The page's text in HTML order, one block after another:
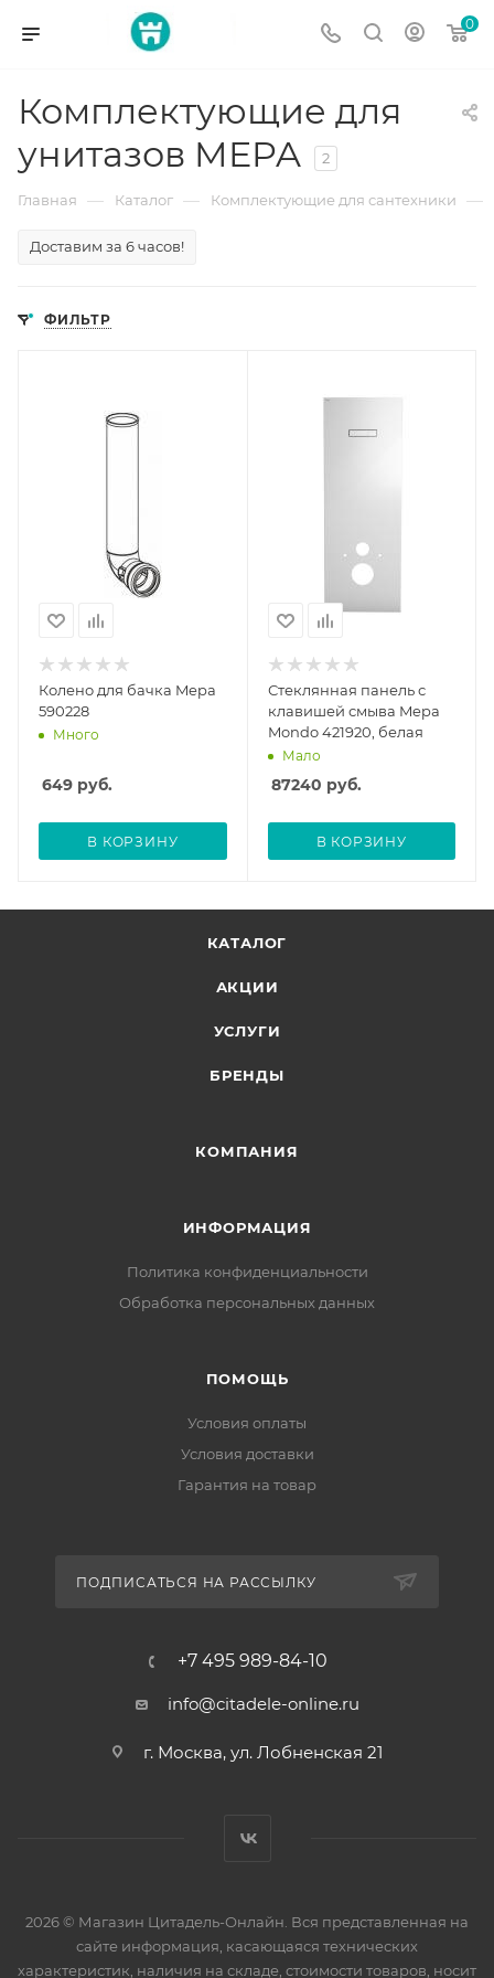
0
Комплектующие для
унитазов MEPA
2
Главная — Каталог — Комплектующие для сантехники —
Доставим за 6 часов!
ФИЛЬТР
Колено для бачка Mepa
590228
Много
649 руб.
В КОРЗИНУ
Стеклянная панель с
клавишей смыва Mepa
Mondo 421920, белая
Мало
87240 руб.
В КОРЗИНУ
КАТАЛОГ
АКЦИИ
УСЛУГИ
БРЕНДЫ
КОМПАНИЯ
ИНФОРМАЦИЯ
Политика конфиденциальности
Обработка персональных данных
ПОМОЩЬ
Условия оплаты
Условия доставки
Гарантия на товар
ПОДПИСАТЬСЯ НА РАССЫЛКУ
+7 495 989-84-10
info@citadele-online.ru
г. Москва, ул. Лобненская 21
2026 © Магазин Цитадель-Онлайн. Вся представленная на
сайте информация, касающаяся технических
характеристик, наличия на складе, стоимости товаров, носит